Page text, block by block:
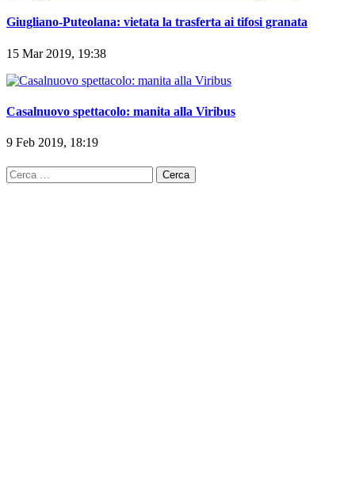
Giugliano-Puteolana: vietata la trasferta ai tifosi granata
15 Mar 2019, 19:38
Casalnuovo spettacolo: manita alla Viribus
9 Feb 2019, 18:19
Ricerca
per: